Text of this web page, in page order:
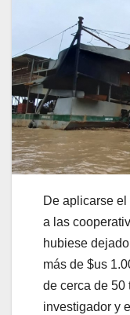
De aplicarse
a las
hubiese
más de $us
de cerca de 50
investigador y